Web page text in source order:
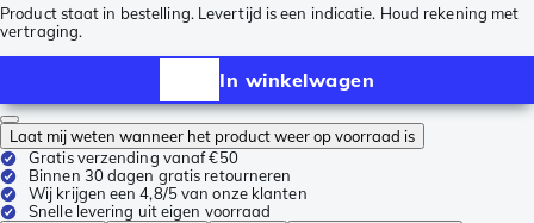
Product staat in bestelling. Levertijd is een indicatie. Houd rekening met
vertraging.
In winkelwagen
Laat mij weten wanneer het product weer op voorraad is
Gratis verzending vanaf €50
Binnen 30 dagen gratis retourneren
Wij krijgen een 4,8/5 van onze klanten
Snelle levering uit eigen voorraad